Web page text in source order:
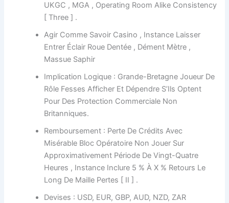
UKGC , MGA , Operating Room Alike Consistency
[ Three ] .
Agir Comme Savoir Casino , Instance Laisser
Entrer Éclair Roue Dentée , Dément Mètre ,
Massue Saphir
Implication Logique : Grande-Bretagne Joueur De
Rôle Fesses Afficher Et Dépendre S’Ils Optent
Pour Des Protection Commerciale Non
Britanniques.
Remboursement : Perte De Crédits Avec
Misérable Bloc Opératoire Non Jouer Sur
Approximativement Période De Vingt-Quatre
Heures , Instance Inclure 5 % À X % Retours Le
Long De Maille Pertes [ II ] .
Devises : USD, EUR, GBP, AUD, NZD, ZAR